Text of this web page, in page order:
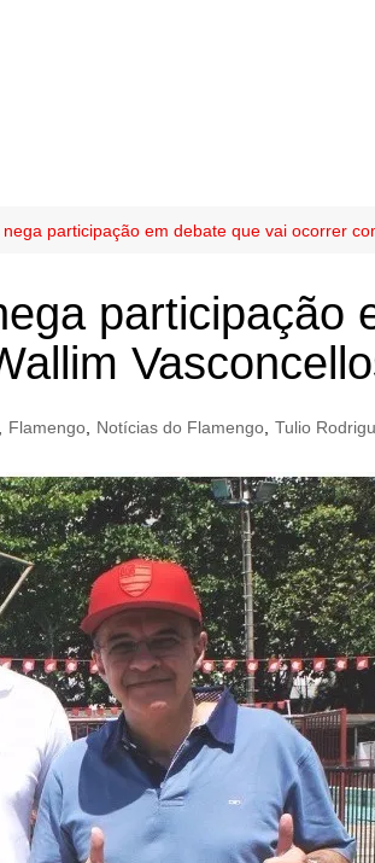
participação em debate que vai ocorrer
participação
Flamengo Notícias do Flamengo Tulio